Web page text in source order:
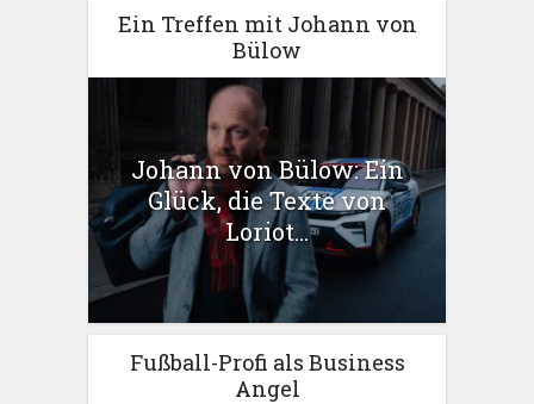
Ein Treffen mit Johann von
Bülow
Johann von Bülow: Ein
Glück, die Texte von
Loriot...
Fußball-Profi als Business
Angel